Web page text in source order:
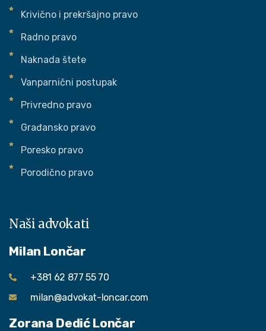
Krivično i prekršajno pravo
Radno pravo
Naknada štete
Vanparnični postupak
Privredno pravo
Građansko pravo
Poresko pravo
Porodično pravo
Naši advokati
Milan Lončar
+381 62 877 55 70
milan@advokat-loncar.com
Zorana Dedić Lončar